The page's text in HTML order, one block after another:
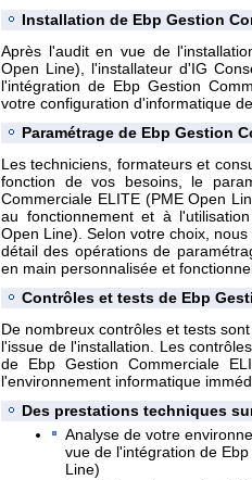
Installation de Ebp Gestion
Après l'audit en vue de
Open Line), l'installateur d'IG
l'intégration de Ebp Gestion
votre configuration d'informatique
Paramétrage de Ebp Gestion
Les techniciens, formateurs et
fonction de vos besoins, le
Commerciale ELITE (PME Open
au fonctionnement et à
Open Line). Selon votre choix,
détail des opérations de
en main personnalisée et
Contrôles et tests de Ebp
De nombreux contrôles et tests
l'issue de l'installation. Les
de Ebp Gestion Commerciale
l'environnement informatique
Des prestations techniques
Analyse de votre
vue de l'intégration de
Line)